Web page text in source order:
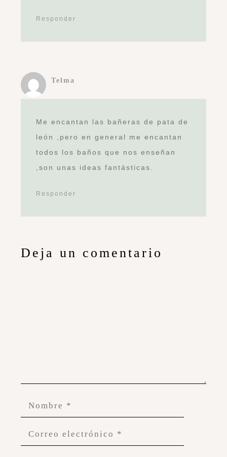
Responder
Telma
Me encantan las bañeras de pata de
león ,pero en general me encantan
todos los baños que nos enseñan
,son unas ideas fantásticas.
Responder
Deja un comentario